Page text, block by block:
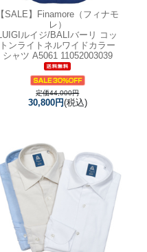
【SALE】
Finamore（フィナモ
レ）
LUIGIルイジ/BALIバーリ コッ
トンライトネルワイドカラー
シャツ A5061 11052003039
定価44,000円
30,800円(税込)